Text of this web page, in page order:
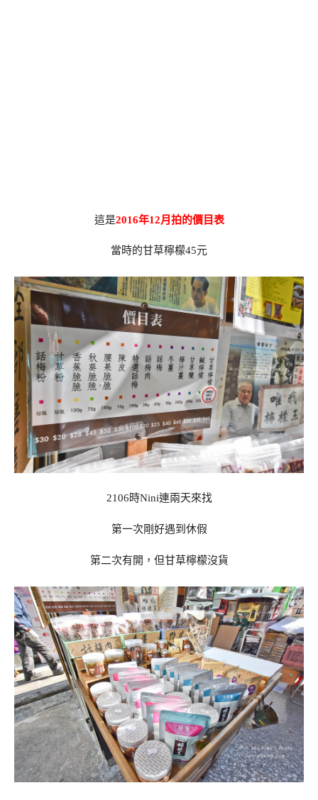
這是2016年12月拍的價目表
當時的甘草檸檬45元
2106時Nini連兩天來找
第一次剛好遇到休假
第二次有開，但甘草檸檬沒貨